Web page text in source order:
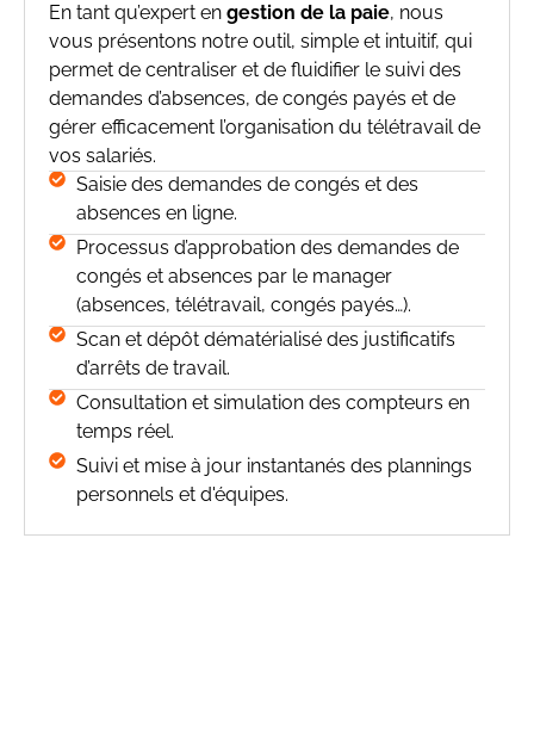
En tant qu’expert engestion de la paie, nous
vous présentons notre outil, simple et intuitif, qui
permet de centraliser et de fluidifier le suivi des
demandes d’absences, de congés payés et de
gérer efficacement l’organisation du télétravail de
vos salariés.
Saisie des demandes de congés et des
absences en ligne.
Processus d’approbation des demandes de
congés et absences par le manager
(absences, télétravail, congés payés…).
Scan et dépôt dématérialisé des justificatifs
d’arrêts de travail.
Consultation et simulation des compteurs en
temps réel.
Suivi et mise à jour instantanés des plannings
personnels et d'équipes.